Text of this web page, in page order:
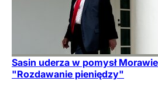
Sasin uderza w pomysł
"Rozdawanie pieniędzy"